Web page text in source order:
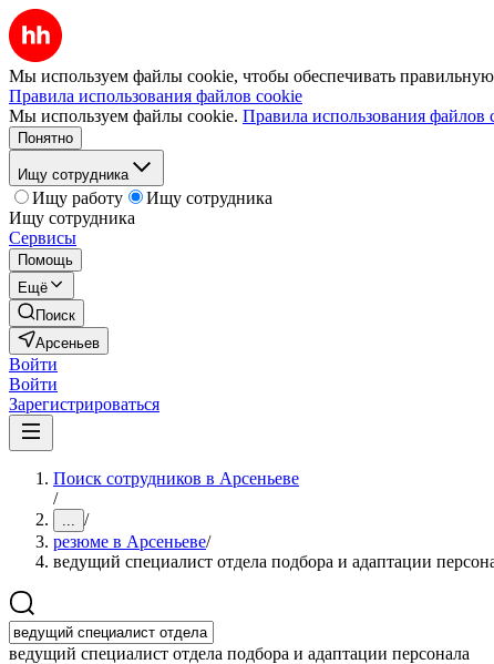
Мы используем файлы cookie, чтобы обеспечивать правильную
Правила использования файлов cookie
Мы используем файлы cookie. Правила использования файлов
Понятно
Ищу сотрудника
Ищу работу
Ищу сотрудника
Ищу сотрудника
Сервисы
Помощь
Ещё
Поиск
Арсеньев
Войти
Войти
Зарегистрироваться
Поиск сотрудников в Арсеньеве
/
... /
резюме в Арсеньеве/
ведущий специалист отдела подбора и адаптации
ведущий специалист отдела подбора и адаптации персонала